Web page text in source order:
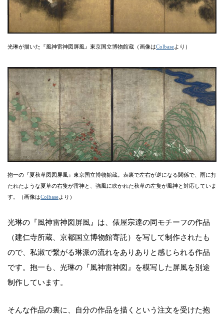
光琳が描いた『風神雷神図屏風』東京国立博物館蔵（画像はColbaseより）
抱一の『夏秋草図図屏風』東京国立博物館蔵。表裏で左右が逆になる関係で、雨に打
たれたような夏草の右隻が雷神と、強風に吹かれた秋草の左隻が風神と対応していま
す。（画像はColbaseより）
光琳の『風神雷神図屏風』は、俵屋宗達の同モチーフの作品
（建仁寺所蔵、京都国立博物館寄託）を写して制作されたも
ので、私淑で繋がる琳派の流れをありありと感じられる作品
です。抱一も、光琳の『風神雷神図』を模写した屏風を別途
制作しています。
そんな作品の裏に、自分の作品を描くという注文を受けた抱